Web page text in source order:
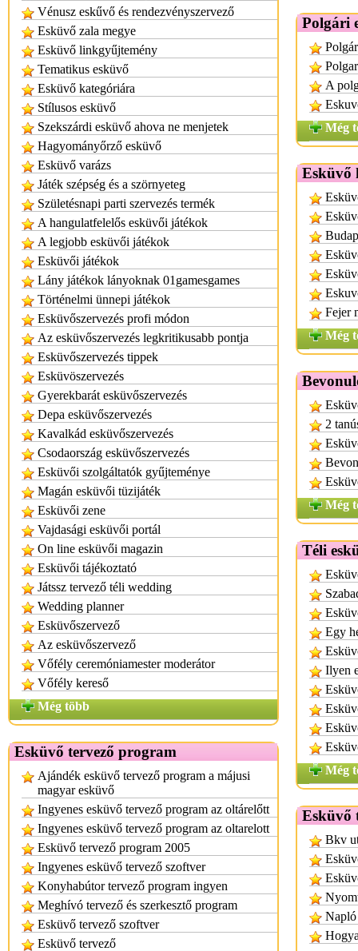
Vénusz eskűvő és rendezvényszervező
Esküvő zala megye
Esküvő linkgyűjtemény
Tematikus esküvő
Esküvő kategóriára
Stílusos esküvő
Szekszárdi esküvő ahova ne menjetek
Hagyományőrző esküvő
Esküvő varázs
Játék szépség és a szörnyeteg
Születésnapi parti szervezés termék
A hangulatfelelős esküvői játékok
A legjobb esküvői játékok
Esküvői játékok
Lány játékok lányoknak 01gamesgames
Történelmi ünnepi játékok
Esküvőszervezés profi módon
Az esküvőszervezés legkritikusabb pontja
Esküvőszervezés tippek
Esküvöszervezés
Gyerekbarát esküvőszervezés
Depa esküvőszervezés
Kavalkád esküvőszervezés
Csodaország esküvőszervezés
Esküvői szolgáltatók gyűjteménye
Magán esküvői tüzijáték
Esküvői zene
Vajdasági esküvői portál
On line esküvői magazin
Esküvői tájékoztató
Játssz tervező téli wedding
Wedding planner
Esküvőszervező
Az esküvőszervező
Vőfély ceremóniamester moderátor
Vőfély kereső
Még több
Esküvő tervező program
Ajándék esküvő tervező program a májusi
magyar esküvő
Ingyenes esküvő tervező program az oltárelőtt
Ingyenes esküvő tervező program az oltarelott
Esküvő tervező program 2005
Ingyenes esküvő tervező szoftver
Konyhabútor tervező program ingyen
Meghívó tervező és szerkesztő program
Esküvő tervező szoftver
Esküvő tervező
Polgári
A
Még
Esküvő
Fejer
Még
2
Még
Téli
Egy
Ilyen
Még
Esküvő
Bkv
Napló